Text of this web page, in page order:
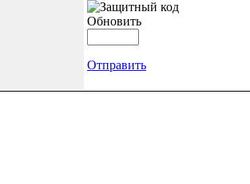
Обновить
Отправить